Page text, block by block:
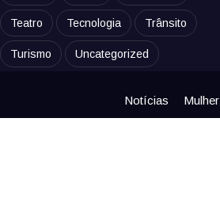
Teatro Tecnologia Trânsito
Turismo Uncategorized
Notícias Mulher